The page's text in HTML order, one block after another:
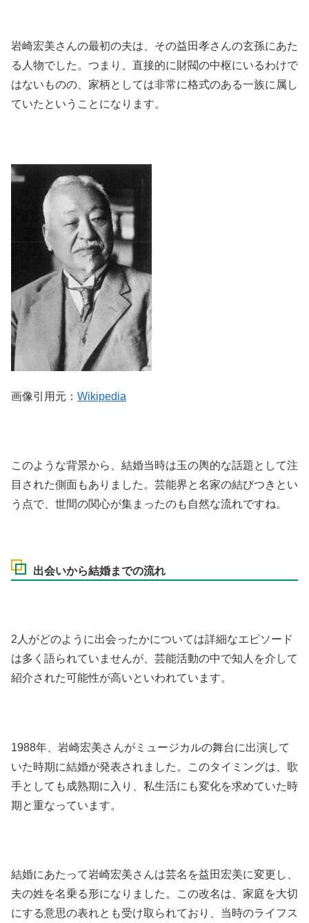
岩崎宏美さんの最初の夫は、その益田孝さんの玄孫にあた
る人物でした。つまり、直接的に財閥の中枢にいるわけで
はないものの、家柄としては非常に格式のある一族に属し
ていたということになります。
画像引用元： Wikipedia
このような背景から、結婚当時は玉の輿的な話題として注
目された側面もありました。芸能界と名家の結びつきとい
う点で、世間の関心が集まったのも自然な流れですね。
出会いから結婚までの流れ
2人がどのように出会ったかについては詳細なエピソード
は多く語られていませんが、芸能活動の中で知人を介して
紹介された可能性が高いといわれています。
1988年、岩崎宏美さんがミュージカルの舞台に出演して
いた時期に結婚が発表されました。このタイミングは、歌
手としても成熟期に入り、私生活にも変化を求めていた時
期と重なっています。
結婚にあたって岩崎宏美さんは芸名を益田宏美に変更し、
夫の姓を名乗る形になりました。この改名は、家庭を大切
にする意思の表れとも受け取られており、当時のライフス